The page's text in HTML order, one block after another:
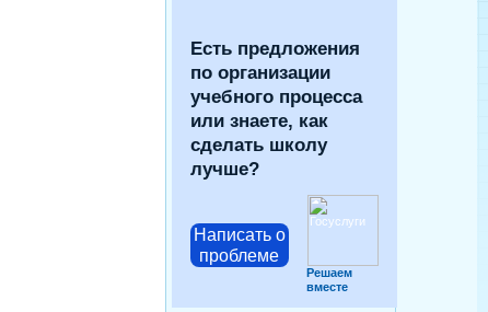
Есть предложения
по организации
учебного процесса
или знаете, как
сделать школу
лучше?
Написать о
проблеме
Решаем
вместе